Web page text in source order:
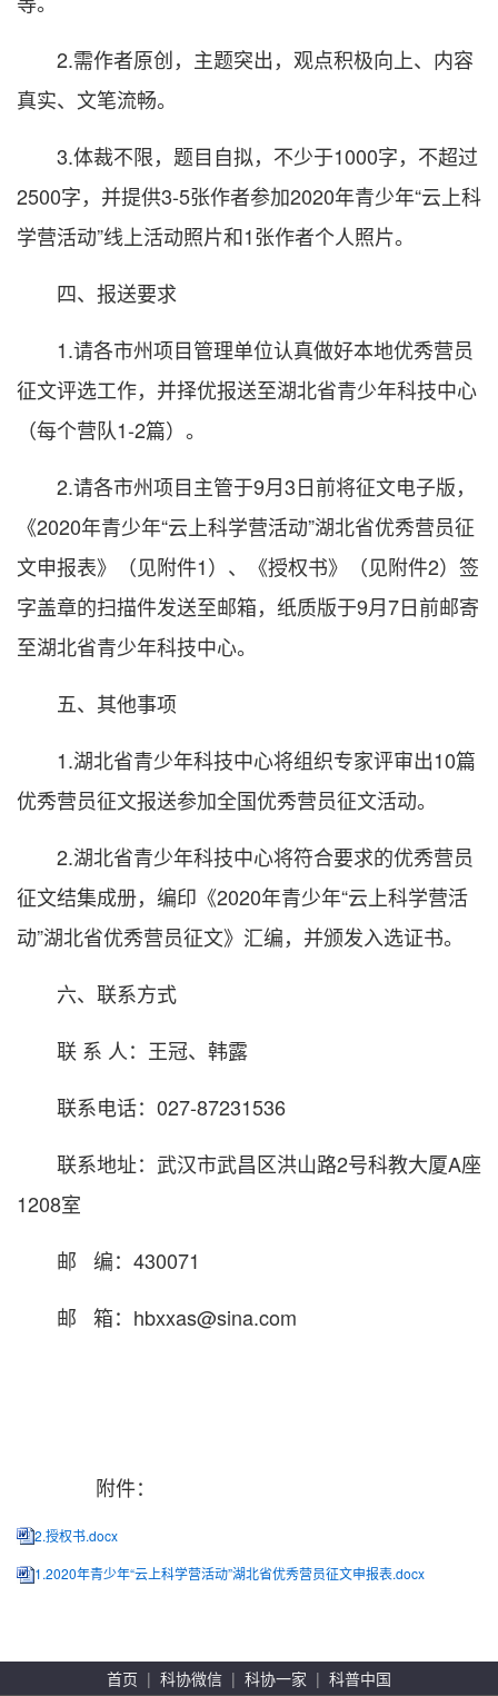
2.需作者原创，主题突出，观点积极向上、内容
真实、文笔流畅。
3.体裁不限，题目自拟，不少于1000字，不超过
2500字，并提供3-5张作者参加2020年青少年“云上科
学营活动”线上活动照片和1张作者个人照片。
四、报送要求
1.请各市州项目管理单位认真做好本地优秀营员
征文评选工作，并择优报送至湖北省青少年科技中心
（每个营队1-2篇）。
2.请各市州项目主管于9月3日前将征文电子版，
《2020年青少年“云上科学营活动”湖北省优秀营员征
文申报表》（见附件1）、《授权书》（见附件2）签
字盖章的扫描件发送至邮箱，纸质版于9月7日前邮寄
至湖北省青少年科技中心。
五、其他事项
1.湖北省青少年科技中心将组织专家评审出10篇
优秀营员征文报送参加全国优秀营员征文活动。
2.湖北省青少年科技中心将符合要求的优秀营员
征文结集成册，编印《2020年青少年“云上科学营活
动”湖北省优秀营员征文》汇编，并颁发入选证书。
六、联系方式
联 系 人：王冠、韩露
联系电话：027-87231536
联系地址：武汉市武昌区洪山路2号科教大厦A座
1208室
邮 编：430071
邮 箱：hbxxas@sina.com
附件：
2.授权书.docx
1.2020年青少年“云上科学营活动”湖北省优秀营员征文申报表.docx
首页 | 科协微信 | 科协一家 | 科普中国